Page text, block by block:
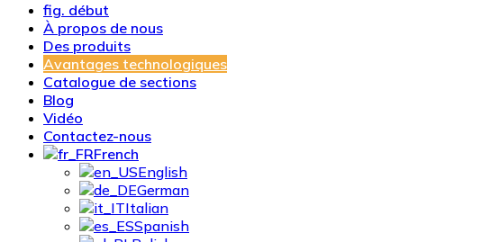
fig. début
À propos de nous
Des produits
Avantages technologiques
Catalogue de sections
Blog
Vidéo
Contactez-nous
French
English
German
Italian
Spanish